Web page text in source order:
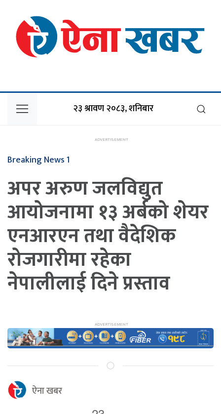
२३ श्रावण २०८३, शनिबार
Breaking News 1
अपर अरुण जलविद्युत
आयोजनामा १३ अर्बको शेयर
एनआरएन तथा वैदेशिक
रोजगारीमा रहेका
नेपालीलाई दिने प्रस्ताव
ऐना खबर